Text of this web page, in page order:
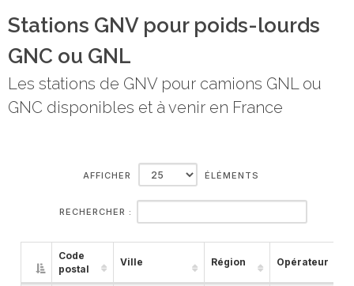
Stations GNV pour poids-lourds
GNC ou GNL
Les stations de GNV pour camions GNL ou
GNC disponibles et à venir en France
AFFICHER ÉLÉMENTS
RECHERCHER :
Code
postal
Ville Région Opérateur